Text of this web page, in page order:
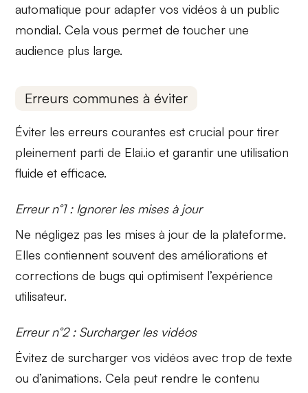
automatique pour adapter vos vidéos à un public
mondial. Cela vous permet de toucher une
audience plus large.
Erreurs communes à éviter
Éviter les erreurs courantes est crucial pour tirer
pleinement parti de Elai.io et garantir une utilisation
fluide et efficace.
Erreur n°1 : Ignorer les mises à jour
Ne négligez pas les mises à jour de la plateforme.
Elles contiennent souvent des améliorations et
corrections de bugs qui optimisent l’expérience
utilisateur.
Erreur n°2 : Surcharger les vidéos
Évitez desurcharger vos vidéos avec trop de texte
ou d’animations. Cela peut rendre le contenu